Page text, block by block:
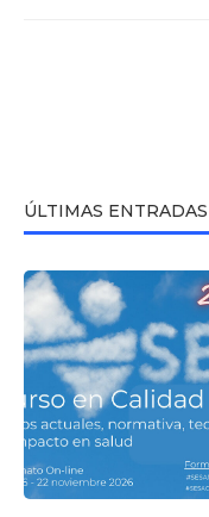
ÚLTIMAS ENTRADAS